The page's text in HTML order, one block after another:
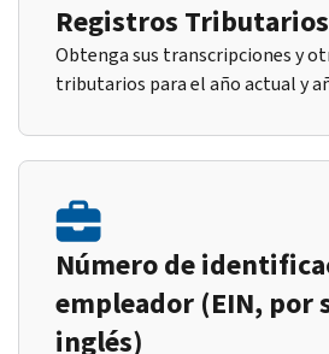
Registros Tributarios
Obtenga sus transcripciones y
tributarios para el año actual y
Número de
empleador (EIN, por
inglés)